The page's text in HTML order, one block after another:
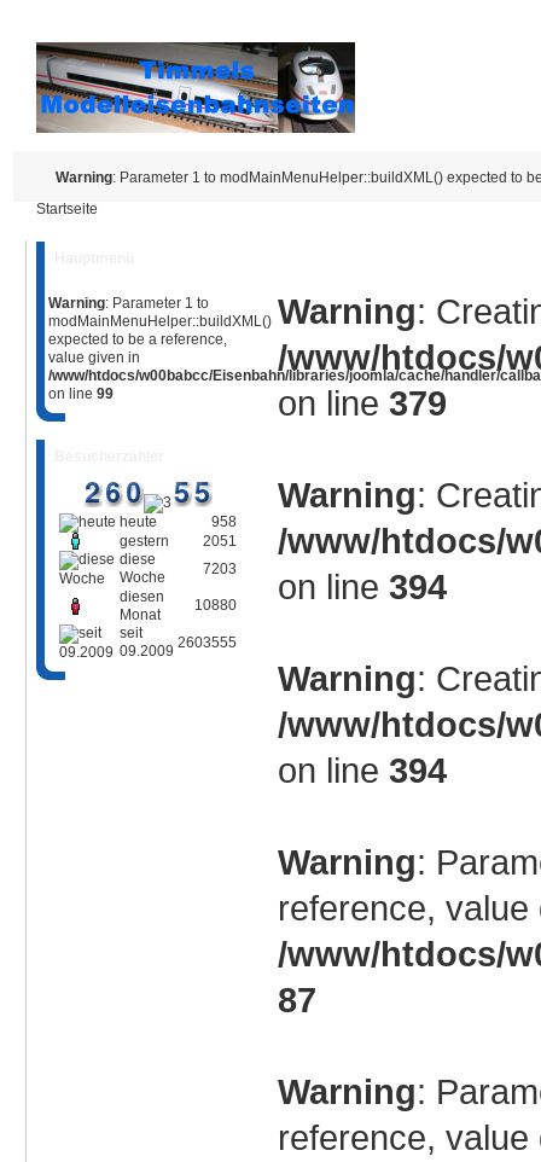
Warning: Parameter 1 to modMainMenuHelper::buildXML() expected to
Startseite
Warning: Parameter 1 to
modMainMenuHelper::buildXML()
expected to be a reference,
value given in
/www/htdocs/w00babcc/Eisenbahn/libraries/joomla/cache/handler/
on line 99
heute
958
gestern
2051
diese
Woche
7203
diesen
Monat
10880
seit
09.2009 2603555
Warning:
/www/htdocs/
on line 379
Warning:
/www/htdocs/
on line 394
Warning:
/www/htdocs/
on line 394
Warning:
reference, value
/www/htdocs/
87
Warning:
reference, value